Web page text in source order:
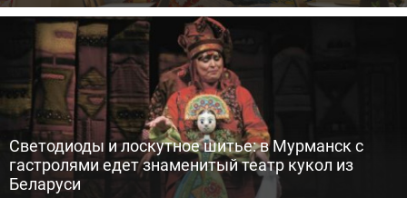
Светодиоды и лоскутное шитье: в Мурманск с
гастролями едет знаменитый театр кукол из
Беларуси